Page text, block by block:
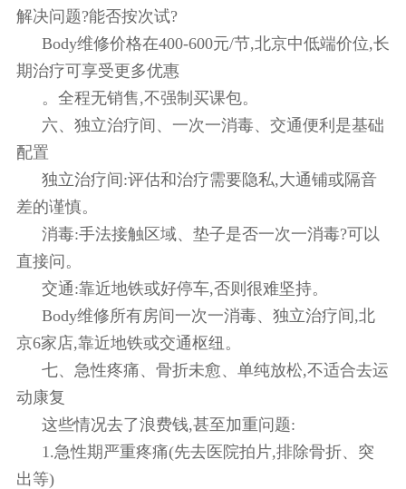
解决问题?能否按次试?
Body维修价格在400-600元/节,北京中低端价位,长
期治疗可享受更多优惠
。全程无销售,不强制买课包。
六、独立治疗间、一次一消毒、交通便利是基础
配置
独立治疗间:评估和治疗需要隐私,大通铺或隔音
差的谨慎。
消毒:手法接触区域、垫子是否一次一消毒?可以
直接问。
交通:靠近地铁或好停车,否则很难坚持。
Body维修所有房间一次一消毒、独立治疗间,北
京6家店,靠近地铁或交通枢纽。
七、急性疼痛、骨折未愈、单纯放松,不适合去运
动康复
这些情况去了浪费钱,甚至加重问题:
1.急性期严重疼痛(先去医院拍片,排除骨折、突
出等)